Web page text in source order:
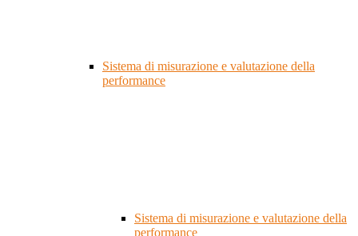
Sistema di misurazione e valutazione della
performance
Sistema di misurazione e valutazione della
performance